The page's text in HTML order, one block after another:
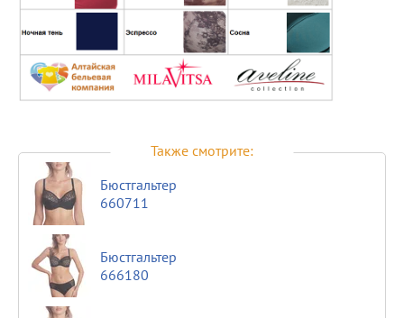
Также смотрите:
Бюстгальтер
660711
Бюстгальтер
666180